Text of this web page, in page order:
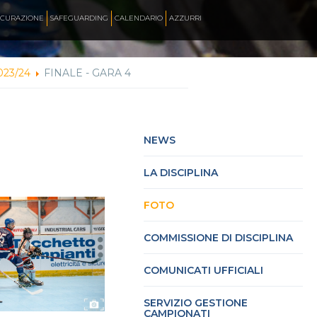
SAFEGUARDING CALENDARIO AZZURRI
24 FINALE - GARA 4
NEWS
LA DISCIPLINA
FOTO
COMMISSIONE DI DISCIPLINA
COMUNICATI UFFICIALI
SERVIZIO GESTIONE
CAMPIONATI
HOCKEY PISTA
INLINE ALPINE
ROLLER DANCE